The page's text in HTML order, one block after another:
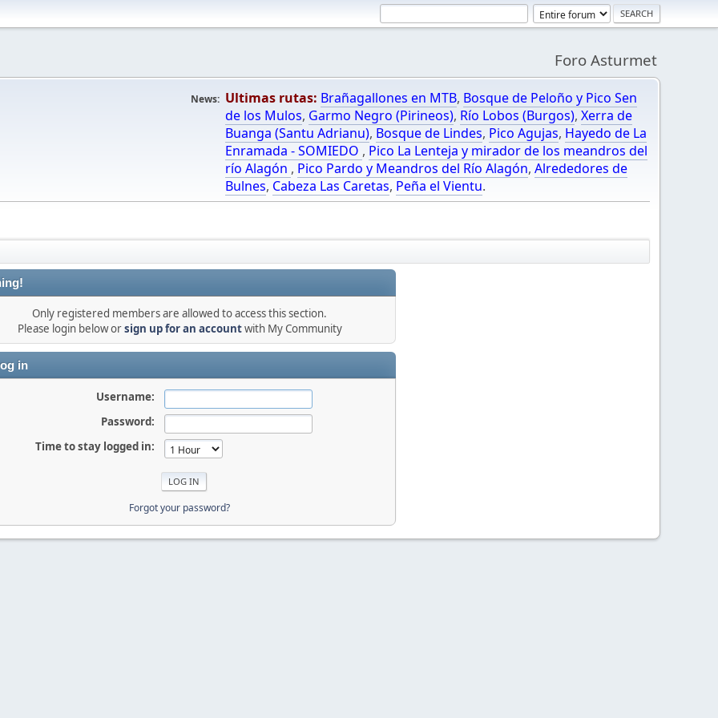
Foro Asturmet
News: Ultimas rutas: Brañagallones en MTB, Bosque de Peloño y Pico Sen
de los Mulos, Garmo Negro (Pirineos), Río Lobos (Burgos), Xerra de
Buanga (Santu Adrianu), Bosque de Lindes, Pico Agujas, Hayedo de La
Enramada - SOMIEDO , Pico La Lenteja y mirador de los meandros del
río Alagón , Pico Pardo y Meandros del Río Alagón, Alrededores de
Bulnes, Cabeza Las Caretas, Peña el Vientu.
Only registered members are allowed to access this section.
Please login below orsign up for an accountwith My Community
in
Username:
Password:
Time to stay logged in:
Forgot your password?